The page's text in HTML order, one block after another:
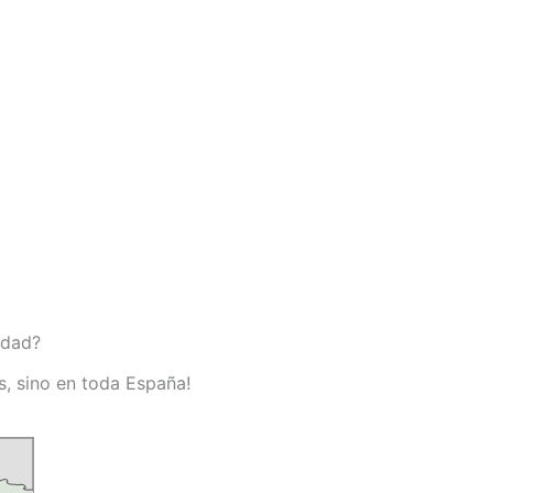
sino en toda España!